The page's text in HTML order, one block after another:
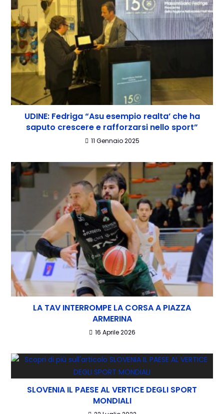
UDINE: Fedriga “Asu esempio realta’ che ha
saputo crescere e rafforzarsi nello sport”
11 Gennaio 2025
LA TAV INTERROMPE LA CORSA A PIAZZA
ARMERINA
16 Aprile 2026
SLOVENIA IL PAESE AL VERTICE DEGLI SPORT
MONDIALI